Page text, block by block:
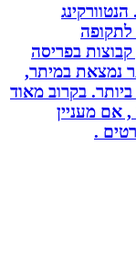
בפריסה
במיתר,
בקרוב מאוד